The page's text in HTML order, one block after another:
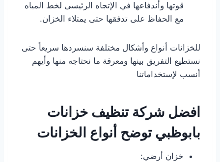
قوتها وأندفاعها في الإتجاه الرئيسى لخط المياه
مع الحفاظ على تدفقها حتى يمتلاء الخزان.
للخزانات أنواع وأشكال مختلفة سنسردها سريعاً حتى
نستطيع التفريق بينها ومعرفة ما نحتاجه منها وأيهم
أنسب لإستخداماتنا
افضل شركة تنظيف خزانات
بابوظبي توضح أنواع الخزانات
خزان أرضي: